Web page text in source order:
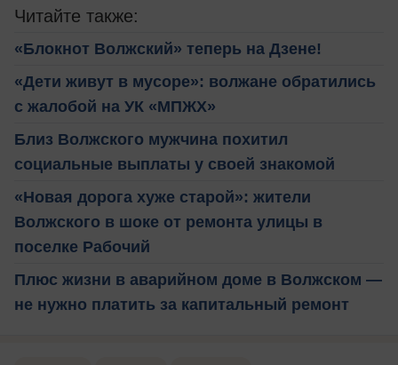
Читайте также:
«Блокнот Волжский» теперь на Дзене!
«Дети живут в мусоре»: волжане обратились
с жалобой на УК «МПЖХ»
Близ Волжского мужчина похитил
социальные выплаты у своей знакомой
«Новая дорога хуже старой»: жители
Волжского в шоке от ремонта улицы в
поселке Рабочий
Плюс жизни в аварийном доме в Волжском —
не нужно платить за капитальный ремонт